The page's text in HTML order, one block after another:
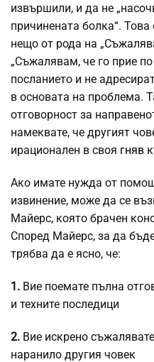
извършили, и да не
причинената болка“.
нещо от рода на
„Съжалявам, че го прие
посланието и не
в основата на проблема.
отговорност за
намеквате, че другият
ирационален в своя гняв
Ако имате нужда от
извинение, може да се
Майерс, която брачен
Според Майерс, за да
трябва да е ясно, че:
1. Вие поемате пълна
и техните последици
2. Вие искрено
наранило другия човек